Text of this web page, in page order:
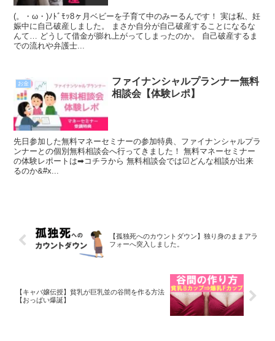
(。・ω・)ﾉﾄﾞﾓｯ8ヶ月ベビーを子育て中のみーるんです！ 実は私、妊
娠中に自己破産しました。 まさか自分が自己破産することになるな
んて… どうして借金が膨れ上がってしまったのか。 自己破産するま
での流れや弁護士...
お金
ファイナンシャルプランナー無料
相談会【体験レポ】
先日参加した無料マネーセミナーの参加特典、ファイナンシャルプラ
ンナーとの個別無料相談会へ行ってきました！ 無料マネーセミナー
の体験レポートは➡コチラから 無料相談会では☑どんな相談が出来
るのか&#x...
【孤独死へのカウントダウン】独り身のままアラ
フォーへ突入しました。
【キャバ嬢伝授】貧乳が巨乳並の谷間を作る方法
【おっぱい爆誕】